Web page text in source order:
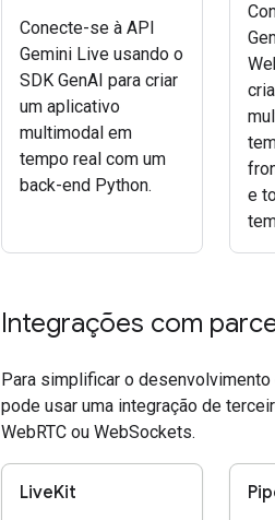
Conecte-se à API
Gemini Live usando o
SDK GenAI para criar
um aplicativo
multimodal em
tempo real com um
back-end Python.
e
Integrações com
Para simplificar o
pode usar uma integração de
WebRTC ou WebSockets.
LiveKit